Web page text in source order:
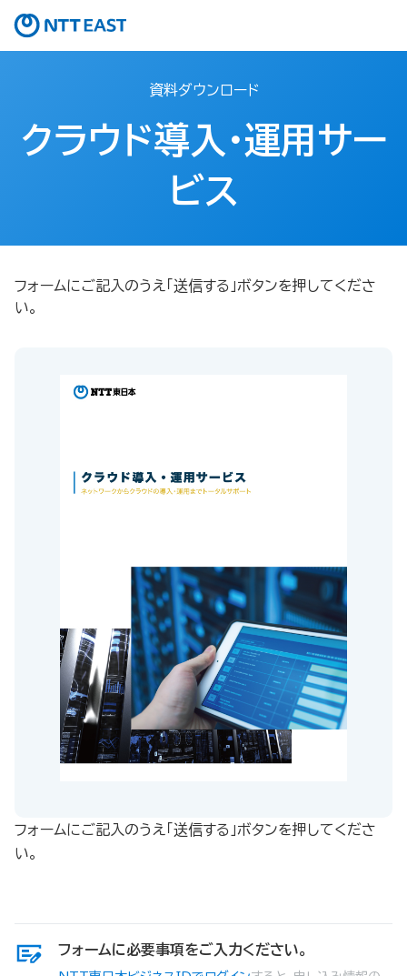
資料ダウンロード
クラウド導入・運用サー
ビス
フォームにご記入のうえ「送信する」ボタンを押してくださ
い。
フォームにご記入のうえ「送信する」ボタンを押してくださ
い。
フォームに必要事項をご入力ください。